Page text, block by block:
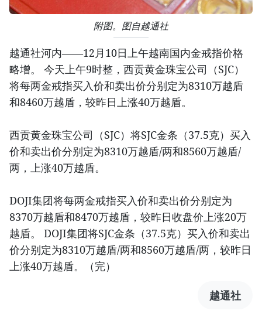
附图。图自越通社
越通社河内——12月10日上午越南国内金戒指价格
略增。 今天上午9时整，西贡黄金珠宝公司（SJC）
将每两金戒指买入价和卖出价分别定为8310万越盾
和8460万越盾，较昨日上涨40万越盾。
西贡黄金珠宝公司（SJC）将SJC金条（37.5克）买入
价和卖出价分别定为8310万越盾/两和8560万越盾/
两，上涨40万越盾。
DOJI集团将每两金戒指买入价和卖出价分别定为
8370万越盾和8470万越盾，较昨日收盘价上涨20万
越盾。 DOJI集团将SJC金条（37.5克）买入价和卖出
价分别定为8310万越盾/两和8560万越盾/两，较昨日
上涨40万越盾。（完）
越通社